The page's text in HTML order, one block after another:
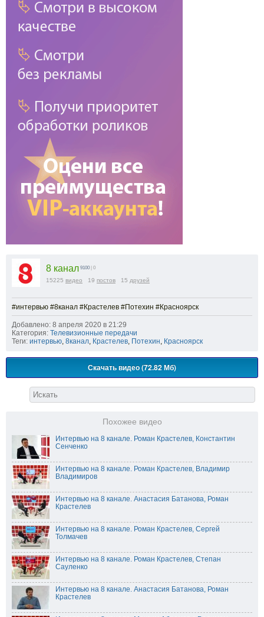
8 канал 9100 | 0
15225 видео 19 постов 15 друзей
#интервью #8канал #Крастелев #Потехин #Красноярск
Добавлено: 8 апреля 2020 в 21:29
Категория: Телевизионные передачи
Теги: интервью, 8канал, Крастелев, Потехин, Красноярск
Скачать видео (72.82 Мб)
Похожее видео
Интервью на 8 канале. Роман Крастелев, Константин
Сенченко
Интервью на 8 канале. Роман Крастелев, Владимир
Владимиров
Интервью на 8 канале. Анастасия Батанова, Роман
Крастелев
Интервью на 8 канале. Роман Крастелев, Сергей
Толмачев
Интервью на 8 канале. Роман Крастелев, Степан
Сауленко
Интервью на 8 канале. Анастасия Батанова, Роман
Крастелев